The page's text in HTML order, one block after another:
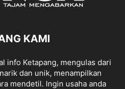
KAMI
info Ketapang, mengulas dari
dan unik, menampilkan
mendetil. Ingin usaha anda